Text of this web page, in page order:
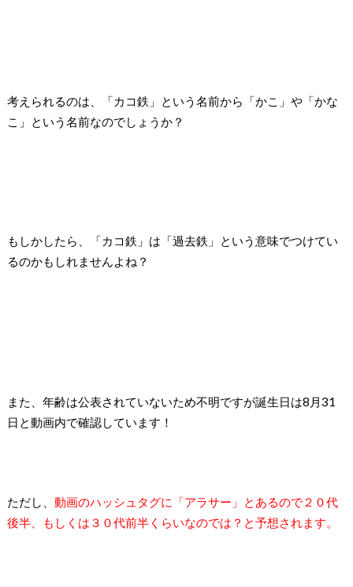
考えられるのは、「カコ鉄」という名前から「かこ」や「かな
こ」という名前なのでしょうか？
もしかしたら、「カコ鉄」は「過去鉄」という意味でつけてい
るのかもしれませんよね？
また、年齢は公表されていないため不明ですが誕生日は8月31
日と動画内で確認しています！
ただし、 動画のハッシュタグに「アラサー」とあるので２０代
後半、もしくは３０代前半くらいなのでは？と予想されます。